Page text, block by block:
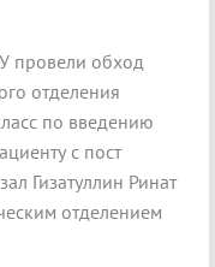
провели обход
отделения
по введению
с пост
Гизатуллин Ринат
отделением